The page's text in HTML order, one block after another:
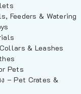
Feeders & Watering
& Leashes
Pets
– Pet Crates &